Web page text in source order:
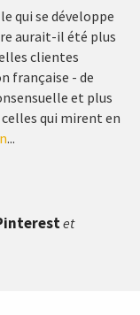
qui se développe
aurait-il été plus
clientes
française - de
et plus
qui mirent en
...
et